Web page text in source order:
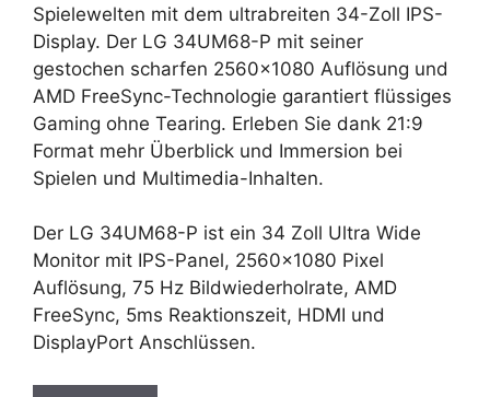
399,99 €279,99 €.
Spielewelten mit dem ultrabreiten 34-Zoll IPS-
Display. Der LG 34UM68-P mit seiner
gestochen scharfen 2560×1080 Auflösung und
AMD FreeSync-Technologie garantiert flüssiges
Gaming ohne Tearing. Erleben Sie dank 21:9
Format mehr Überblick und Immersion bei
Spielen und Multimedia-Inhalten.
Der LG 34UM68-P ist ein 34 Zoll Ultra Wide
Monitor mit IPS-Panel, 2560×1080 Pixel
Auflösung, 75 Hz Bildwiederholrate, AMD
FreeSync, 5ms Reaktionszeit, HDMI und
DisplayPort Anschlüssen.